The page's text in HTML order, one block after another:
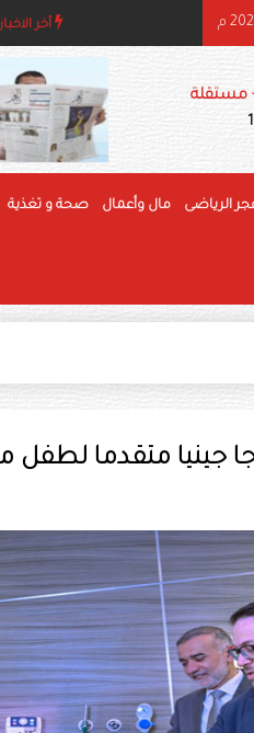
أخر
الأول
مستقلة
الرياضى مال وأعمال صحة و تغذية
جينيا متقدما